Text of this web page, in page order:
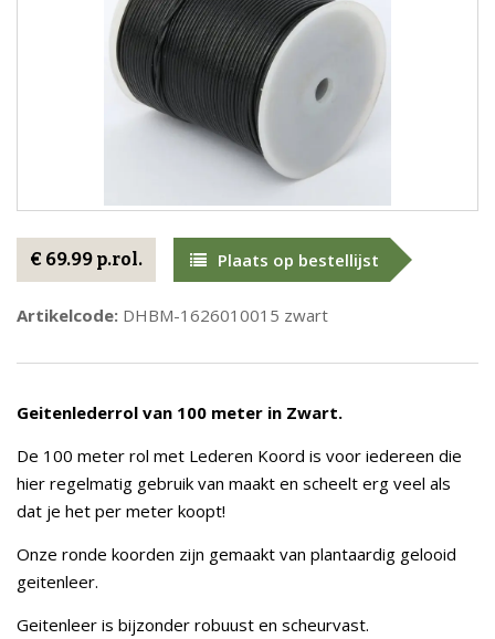
€ 69.99 p.rol. Plaats op bestellijst
Artikelcode: DHBM-1626010015 zwart
Geitenlederrol van 100 meter in Zwart.
De 100 meter rol met Lederen Koord is voor iedereen die
hier regelmatig gebruik van maakt en scheelt erg veel als
dat je het per meter koopt!
Onze ronde koorden zijn gemaakt van plantaardig gelooid
geitenleer.
Geitenleer is bijzonder robuust en scheurvast.